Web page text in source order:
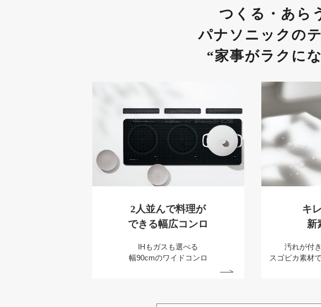
つくる・あら
パナソニックの
“家事がラクに
2人並んで料理が
できる幅広コンロ
IHもガスも選べる
幅90cmのワイドコンロ
キ
新
汚れが付
スゴピカ素材